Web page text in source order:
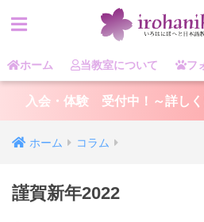
ホーム 当教室について フ
入会・体験 受付中！～詳し
ホーム コラム
謹賀新年2022